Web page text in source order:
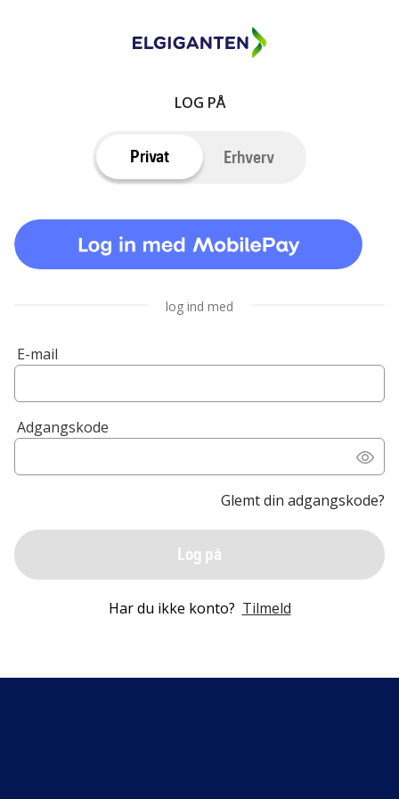
LOG PÅ
Privat Erhverv
log ind med
E-mail
Adgangskode
Glemt din adgangskode?
Log på
Har du ikke konto? Tilmeld